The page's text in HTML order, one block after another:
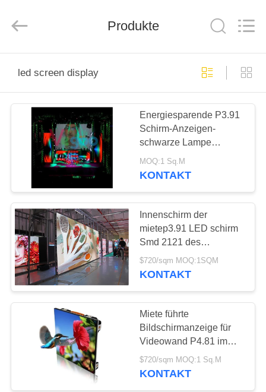
HAUSE
PRODUKTE
VIDEOS
ÜBER
UNS
WERKSBESICHTIGUNG
QUALITÄTSKONTROLLE
KONTAKT
Technology
Produkte
led screen display
Energiesparende P3.91
Schirm-Anzeigen-
schwarze Lampe
1R1G1B/SMD2121 des
Stadiums-LED
MOQ:1 Sq.M
KONTAKT
Innenschirm der
mietep3.91 LED schirm
Smd 2121 des
Druckguss-Aluminium
geführte Schirm-3.91mm
$720/sqm MOQ:1SQM
KONTAKT
Miete führte
Bildschirmanzeige für
Videowand P4.81 im
Freien mit SMD 2121
1100cd/㎡
$720/sqm MOQ:1 Sq.M
KONTAKT